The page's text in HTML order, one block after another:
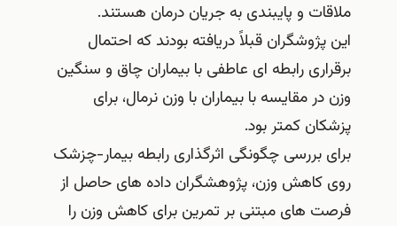
و پایبندی به جریان درمان هستند.
قبلاً دریافته بودند که احتمال
رابطه ای عاطفی با بیماران چاق و سنگین
مقایسه با بیماران با وزن نرمال، برای
کمتر بود.
بررسی چگونگی اثرگذاری رابطه بیمار-چزشک
وزن، پژوهشگران داده های حاصل از
های مبتنی بر تمرین برای کاهش وزن را